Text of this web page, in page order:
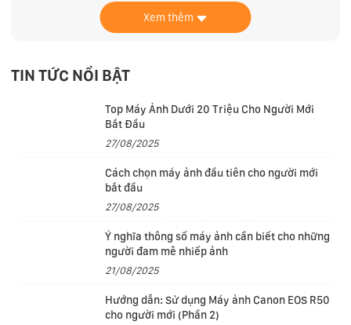
Sở hữu chiếc màn hình 16 inch, Legion Slim 5 2024
16AHP9 cho phép người dùng có thể đắm mình vào
những thước phim hấp dẫn hay các tựa game đầy kịch
Xem thêm
TIN TỨC NỔI BẬT
Top Máy Ảnh Dưới 20 Triệu Cho Người Mới
Bắt Đầu
27/08/2025
Cách chọn máy ảnh đầu tiên cho người mới
bắt đầu
27/08/2025
Ý nghĩa thông số máy ảnh cần biết cho những
người đam mê nhiếp ảnh
21/08/2025
Hướng dẫn: Sử dụng Máy ảnh Canon EOS R50
cho người mới (Phần 2)